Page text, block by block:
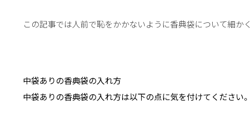
この記事では人前で恥をかかないように香典袋について細か
中袋ありの香典袋の入れ方
中袋ありの香典袋の入れ方は以下の点に気を付けてください。